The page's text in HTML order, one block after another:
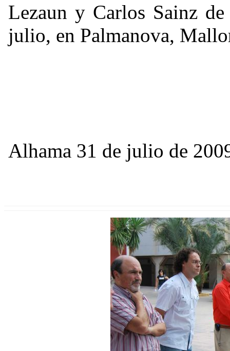
Lezaun y Carlos Sainz
julio, en Palmanova,
Alhama 31 de julio de